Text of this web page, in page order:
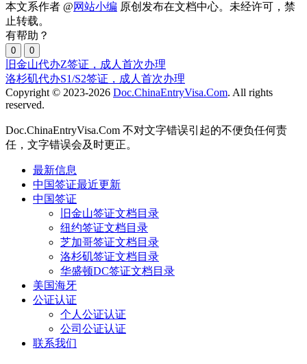
本文系作者 @网站小编 原创发布在文档中心。未经许可，禁
止转载。
有帮助？
0 0
旧金山代办Z签证，成人首次办理
洛杉矶代办S1/S2签证，成人首次办理
Copyright © 2023-2026 Doc.ChinaEntryVisa.Com. All rights
reserved.
Doc.ChinaEntryVisa.Com 不对文字错误引起的不便负任何责
任，文字错误会及时更正。
最新信息
中国签证最近更新
中国签证
旧金山签证文档目录
纽约签证文档目录
芝加哥签证文档目录
洛杉矶签证文档目录
华盛顿DC签证文档目录
美国海牙
公证认证
个人公证认证
公司公证认证
联系我们